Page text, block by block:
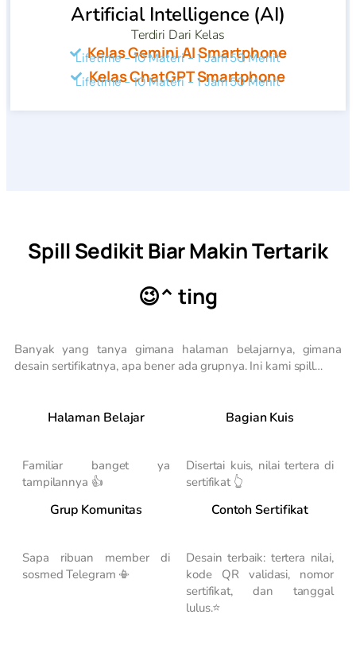
Artificial Intelligence (AI)
Terdiri Dari Kelas
Kelas Gemini AI Smartphone
Lifetime - 10 Materi - 1 Jam 50 Menit
Kelas ChatGPT Smartphone
Lifetime - 10 Materi - 1 Jam 50 Menit
Spill Sedikit Biar Makin Tertarik
😉^ ting
Banyak yang tanya gimana halaman belajarnya, gimana
desain sertifikatnya, apa bener ada grupnya. Ini kami spill…
Halaman Belajar
Familiar banget ya
tampilannya 👍
Grup Komunitas
Sapa ribuan member di
sosmed Telegram 📳
Bagian Kuis
Disertai kuis, nilai tertera di
sertifikat 👆
Contoh Sertifikat
Desain terbaik: tertera nilai,
kode QR validasi, nomor
sertifikat, dan tanggal
lulus.⭐